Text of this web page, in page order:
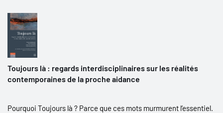
Toujours là : regards interdisciplinaires sur les réalités
contemporaines de la proche aidance
Pourquoi Toujours là ? Parce que ces mots murmurent l’essentiel.